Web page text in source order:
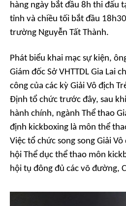
hàng ngày bắt đầu 8h thi đấu
tỉnh và chiều tối bắt đầu
trường Nguyễn Tất Thành.
Phát biểu khai mạc sự kiện,
Giám đốc Sở VHTTDL Gia Lai
công của các kỳ Giải Vô địch
Định tổ chức trước đây, sau
hành chính, ngành Thể thao
định kickboxing là môn thể
Việc tổ chức song song Giải
hội Thể dục thể thao môn
hội tụ đông đủ các võ đường,